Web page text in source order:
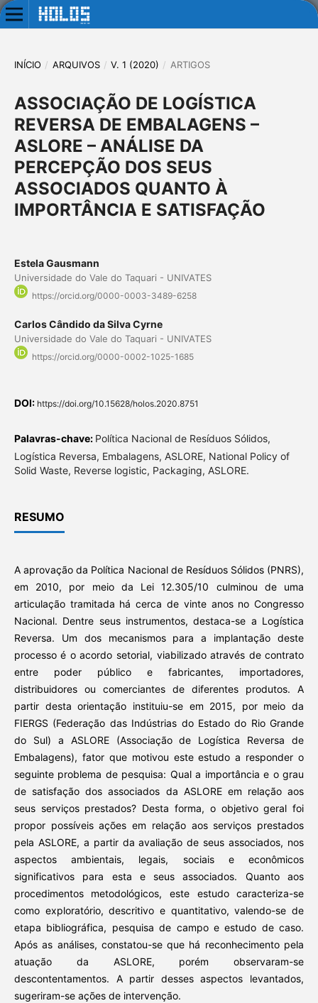
INÍCIO / ARQUIVOS / V. 1 (2020) / ARTIGOS
ASSOCIAÇÃO DE LOGÍSTICA
REVERSA DE EMBALAGENS –
ASLORE – ANÁLISE DA
PERCEPÇÃO DOS SEUS
ASSOCIADOS QUANTO À
IMPORTÂNCIA E SATISFAÇÃO
Estela Gausmann
Universidade do Vale do Taquari - UNIVATES
https://orcid.org/0000-0003-3489-6258
Carlos Cândido da Silva Cyrne
Universidade do Vale do Taquari - UNIVATES
https://orcid.org/0000-0002-1025-1685
DOI: https://doi.org/10.15628/holos.2020.8751
Palavras-chave: Política Nacional de Resíduos Sólidos,
Logística Reversa, Embalagens, ASLORE, National Policy of
Solid Waste, Reverse logistic, Packaging, ASLORE.
RESUMO
A aprovação da Política Nacional de Resíduos Sólidos (PNRS),
em 2010, por meio da Lei 12.305/10 culminou de uma
articulação tramitada há cerca de vinte anos no Congresso
Nacional. Dentre seus instrumentos, destaca-se a Logística
Reversa. Um dos mecanismos para a implantação deste
processo é o acordo setorial, viabilizado através de contrato
entre poder público e fabricantes, importadores,
distribuidores ou comerciantes de diferentes produtos. A
partir desta orientação instituiu-se em 2015, por meio da
FIERGS (Federação das Indústrias do Estado do Rio Grande
do Sul) a ASLORE (Associação de Logística Reversa de
Embalagens), fator que motivou este estudo a responder o
seguinte problema de pesquisa: Qual a importância e o grau
de satisfação dos associados da ASLORE em relação aos
seus serviços prestados? Desta forma, o objetivo geral foi
propor possíveis ações em relação aos serviços prestados
pela ASLORE, a partir da avaliação de seus associados, nos
aspectos ambientais, legais, sociais e econômicos
significativos para esta e seus associados. Quanto aos
procedimentos metodológicos, este estudo caracteriza-se
como exploratório, descritivo e quantitativo, valendo-se de
etapa bibliográfica, pesquisa de campo e estudo de caso.
Após as análises, constatou-se que há reconhecimento pela
atuação da ASLORE, porém observaram-se
descontentamentos. A partir desses aspectos levantados,
sugeriram-se ações de intervenção.